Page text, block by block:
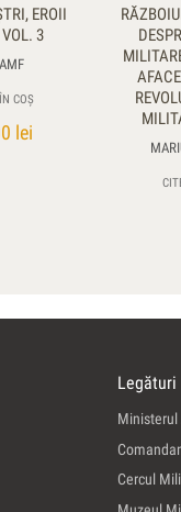
EROII
3
COȘ
lei
Legături
Ministerul
Cercul